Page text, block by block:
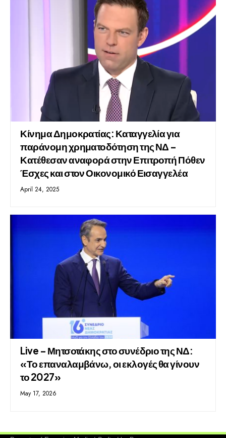
Κίνημα Δημοκρατίας: Καταγγελία για
παράνομη χρηματοδότηση της ΝΔ –
Κατέθεσαν αναφορά στην Επιτροπή Πόθεν
Έσχες και στον Οικονομικό Εισαγγελέα
April 24, 2025
Live – Μητσοτάκης στο συνέδριο της ΝΔ:
«Το επαναλαμβάνω, οι εκλογές θα γίνουν
το 2027»
May 17, 2026